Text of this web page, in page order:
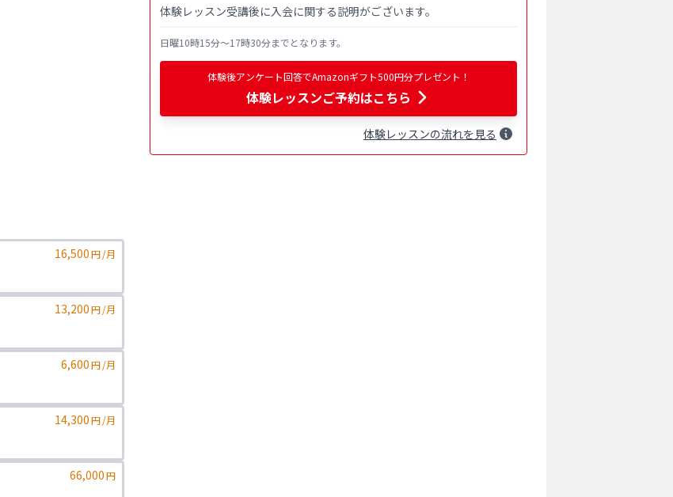
16,500円/月
13,200円/月
6,600円/月
14,300円/月
66,000円
体験レッスン受講後に入会に関する説明がございます。
日曜10時15分〜17時30分までとなります。
体験後アンケート回答でAmazonギフト500円分プレゼント！
体験レッスンご予約はこちら
体験レッスンの流れを見る